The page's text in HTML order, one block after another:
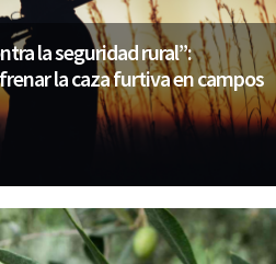
la seguridad rural”:
la caza furtiva en campos